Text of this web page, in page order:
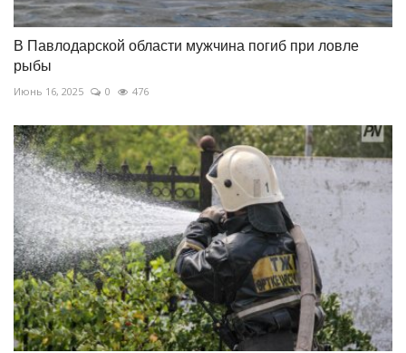
В Павлодарской области мужчина погиб при ловле
рыбы
Июнь 16, 2025 0 476